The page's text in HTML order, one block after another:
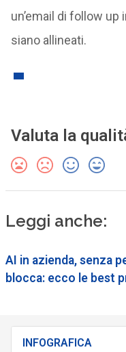
un’email di follow
siano allineati.
Valuta la
Leggi anche:
AI in azienda, senza
blocca: ecco le best
INFOGRAFICA